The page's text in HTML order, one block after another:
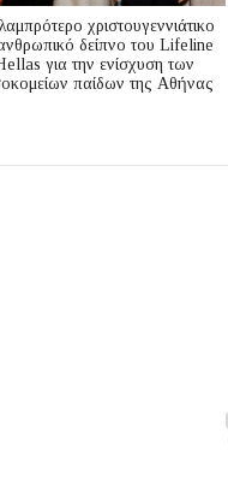
χριστουγεννιάτικο
δείπνο του Lifeline
για την ενίσχυση των
παίδων της Αθήνας